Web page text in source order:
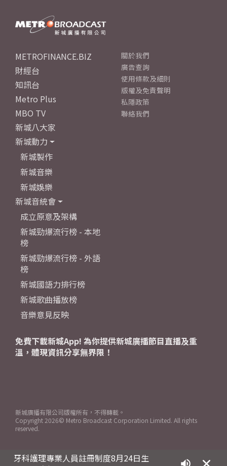
牙科護理專業人員註冊制度8月24日生
METROFINANCE.BIZ
財經台
知訊台
Metro Plus
MBO TV
新城八大家
新城動力
新城製作
新城音樂
新城娛樂
新城音統會
成立原意及架構
新城勁爆流行榜 - 本地
榜
新城勁爆流行榜 - 外語
榜
新城國語力排行榜
新城歌曲播放榜
音樂意見反映
關於我們
廣告查詢
使用條款及細則
版權及免責聲明
私隱政策
聯絡我們
免費下載新城App! 為你提供新城廣播節目直播及重
溫，體現資訊分享無界限！
新城廣播有限公司版權所有，不得轉載。
Copyright 2026© Metro Broadcast Corporation Limited. All rights
reserved.